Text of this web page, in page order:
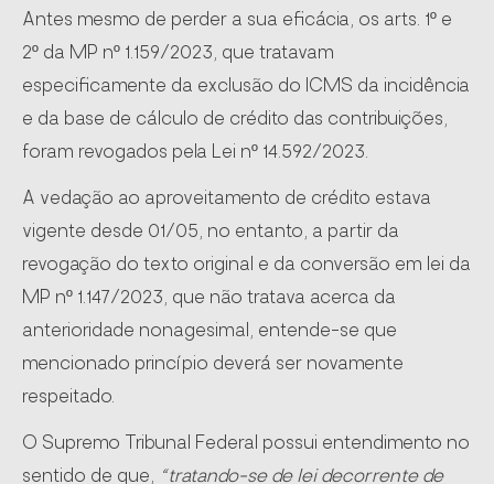
Antes mesmo de perder a sua eficácia, os arts. 1º e
2º da MP nº 1.159/2023, que tratavam
especificamente da exclusão do ICMS da incidência
e da base de cálculo de crédito das contribuições,
foram revogados pela Lei nº 14.592/2023.
A vedação ao aproveitamento de crédito estava
vigente desde 01/05, no entanto, a partir da
revogação do texto original e da conversão em lei da
MP nº 1.147/2023, que não tratava acerca da
anterioridade nonagesimal, entende-se que
mencionado princípio deverá ser novamente
respeitado.
O Supremo Tribunal Federal possui entendimento no
sentido de que, “tratando-se de lei decorrente de